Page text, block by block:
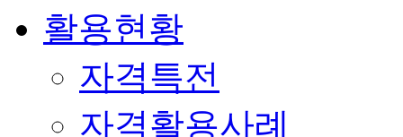
활용현황
자격특전
자격활용사례